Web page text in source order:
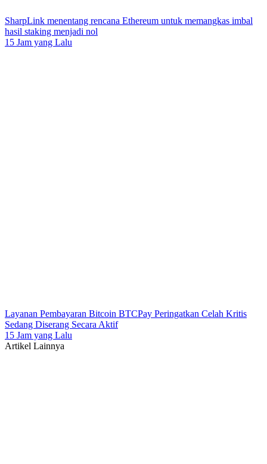
SharpLink menentang rencana Ethereum untuk memangkas imbal
hasil staking menjadi nol
15 Jam yang Lalu
Layanan Pembayaran Bitcoin BTCPay Peringatkan Celah Kritis
Sedang Diserang Secara Aktif
15 Jam yang Lalu
Artikel Lainnya